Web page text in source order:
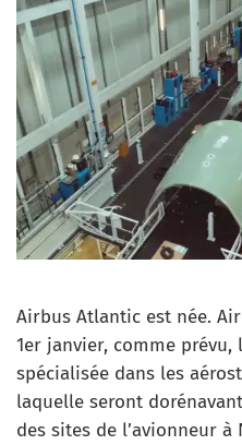
Airbus Atlantic est née.
1er janvier, comme
spécialisée dans les
laquelle seront
des sites de l’avionneur